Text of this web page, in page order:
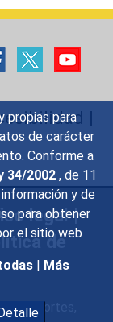
propias para
de carácter
Conforme a
34/2002 , de 11
y de
para obtener
el sitio web
| Más
|
legal|
de
las Cortes,